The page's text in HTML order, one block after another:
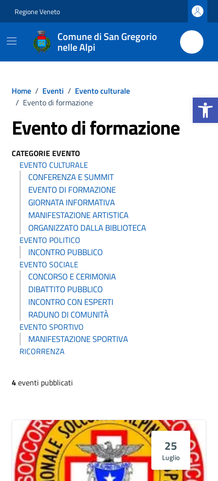
Apri la
Regione Veneto
Comune di San Gregorio
nelle Alpi
Home / Eventi / Evento culturale
/ Evento di formazione
Evento di formazione
CATEGORIE EVENTO
EVENTO CULTURALE
CONFERENZA E SUMMIT
EVENTO DI FORMAZIONE
GIORNATA INFORMATIVA
MANIFESTAZIONE ARTISTICA
ORGANIZZATO DALLA BIBLIOTECA
EVENTO POLITICO
INCONTRO PUBBLICO
EVENTO SOCIALE
CONCORSO E CERIMONIA
DIBATTITO PUBBLICO
INCONTRO CON ESPERTI
RADUNO DI COMUNITÀ
EVENTO SPORTIVO
MANIFESTAZIONE SPORTIVA
RICORRENZA
4eventi pubblicati
25
Luglio